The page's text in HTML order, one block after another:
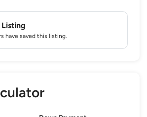
have saved this listing.